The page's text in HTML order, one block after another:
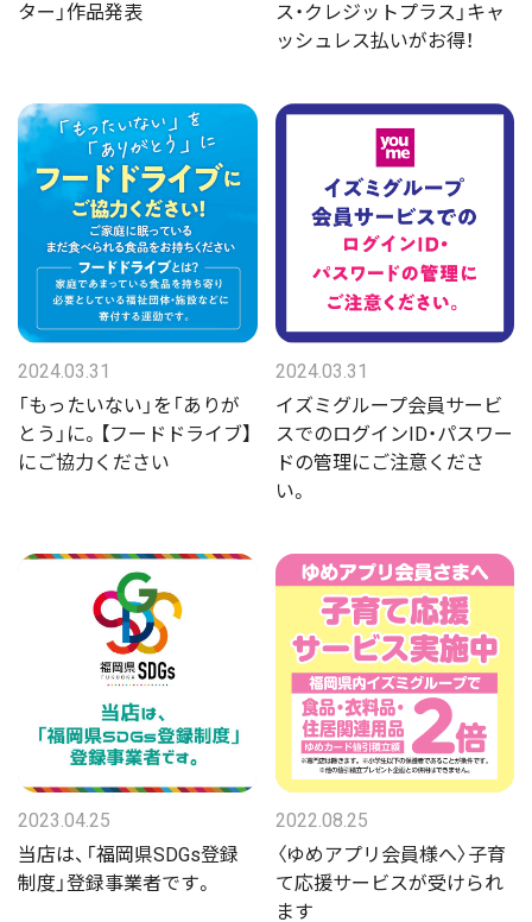
ター」作品発表
ス・クレジットプラス」キャ
ッシュレス払いがお得！
2024.03.31
「もったいない」を「ありが
とう」に。【フードドライブ】
にご協力ください
2024.03.31
イズミグループ会員サービ
スでのログインID・パスワー
ドの管理にご注意くださ
い。
2023.04.25
当店は、「福岡県SDGs登録
制度」登録事業者です。
2022.08.25
〈ゆめアプリ会員様へ〉子育
て応援サービスが受けられ
ます